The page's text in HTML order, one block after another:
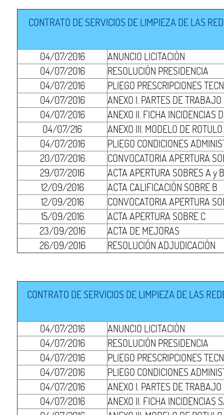
CONTRATO DE SERVICIOS DE LIMPIEZA DE LAS
04/07/2016
ANUNCIO LICITACIÓN
04/07/2016
RESOLUCIÓN PRESIDENCIA
04/07/2016
PLIEGO PRESCRIPCIONES
04/07/2016
ANEXO I. PARTES DE TRABAJO
04/07/2016
ANEXO II. FICHA INCIDENCIAS
04/07/216
ANEXO III. MODELO DE ROTULO
04/07/2016
PLIEGO CONDICIONES
20/07/2016
CONVOCATORIA APERTURA
29/07/2016
ACTA APERTURA SOBRES A y
12/09/2016
ACTA CALIFICACIÓN SOBRE B
12/09/2016
CONVOCATORIA APERTURA
15/09/2016
ACTA APERTURA SOBRE C
23/09/2016
ACTA DE MEJORAS
26/09/2016
RESOLUCIÓN ADJUDICACIÓN
CONTRATO DE SERVICIOS DE LIMPIEZA DE LAS
04/07/2016
ANUNCIO LICITACIÓN
04/07/2016
RESOLUCIÓN PRESIDENCIA
04/07/2016
PLIEGO PRESCRIPCIONES
04/07/2016
PLIEGO CONDICIONES
04/07/2016
ANEXO I. PARTES DE TRABAJO
04/07/2016
ANEXO II. FICHA INCIDENCIAS